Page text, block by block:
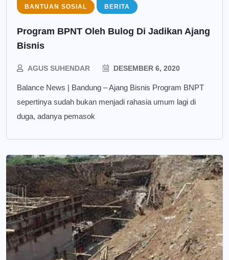
BANTUAN SOSIAL BERITA
Program BPNT Oleh Bulog Di Jadikan Ajang
Bisnis
AGUS SUHENDAR DESEMBER 6, 2020
Balance News | Bandung – Ajang Bisnis Program BNPT
sepertinya sudah bukan menjadi rahasia umum lagi di
duga, adanya pemasok